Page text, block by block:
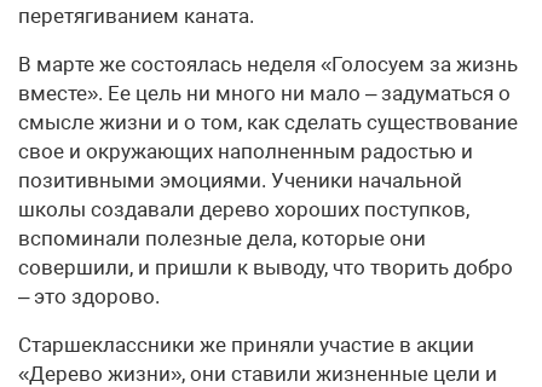
перетягиванием каната.
В марте же состоялась неделя «Голосуем за жизнь
вместе». Ее цель ни много ни мало – задуматься о
смысле жизни и о том, как сделать существование
свое и окружающих наполненным радостью и
позитивными эмоциями. Ученики начальной
школы создавали дерево хороших поступков,
вспоминали полезные дела, которые они
совершили, и пришли к выводу, что творить добро
– это здорово.
Старшеклассники же приняли участие в акции
«Дерево жизни», они ставили жизненные цели и